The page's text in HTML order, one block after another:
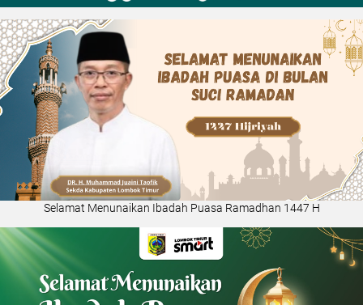
Selamat Menunaikan Ibadah Puasa Ramadhan 1447 H